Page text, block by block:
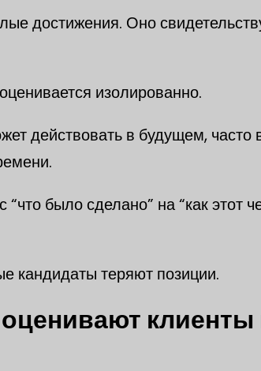
достижения. Оно
изолированно.
действовать в будущем, часто
было сделано” на “как этот
кандидаты теряют позиции.
клиенты